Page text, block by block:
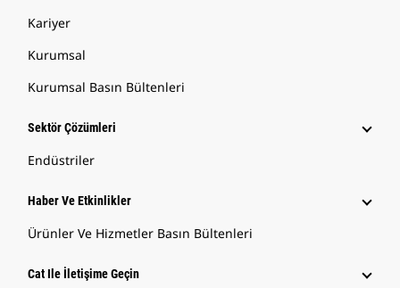
Kariyer
Kurumsal
Kurumsal Basın Bültenleri
Sektör Çözümleri
Endüstriler
Haber Ve Etkinlikler
Ürünler Ve Hizmetler Basın Bültenleri
Cat Ile İletişime Geçin